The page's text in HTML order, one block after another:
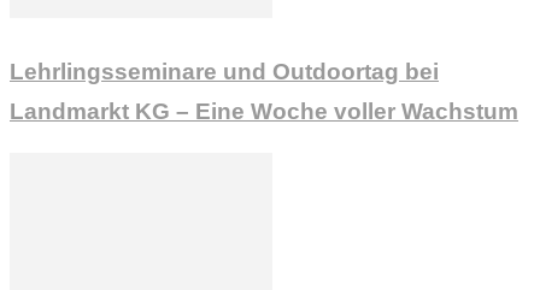
Lehrlingsseminare und Outdoortag bei
Landmarkt KG – Eine Woche voller Wachstum